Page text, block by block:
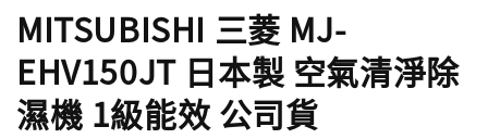
MITSUBISHI 三菱 MJ-
EHV150JT 日本製 空氣清淨除
濕機 1級能效 公司貨